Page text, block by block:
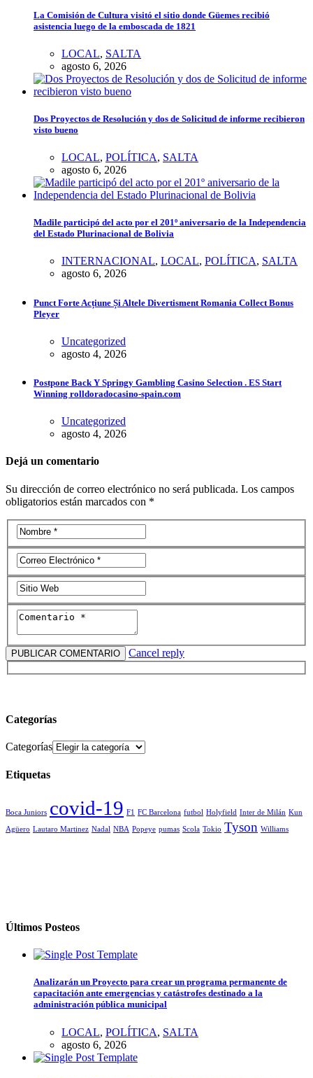
La Comisión de Cultura visitó el sitio donde Güemes recibió
asistencia luego de la emboscada de 1821
LOCAL, SALTA
agosto 6, 2026
Dos Proyectos de Resolución y dos de Solicitud de informe recibieron
visto bueno
LOCAL, POLÍTICA, SALTA
agosto 6, 2026
Madile participó del acto por el 201º aniversario de la Independencia
del Estado Plurinacional de Bolivia
INTERNACIONAL, LOCAL, POLÍTICA, SALTA
agosto 6, 2026
Punct Forte Acțiune Și Altele Divertisment Romania Collect Bonus
Pleyer
Uncategorized
agosto 4, 2026
Postpone Back Y Springy Gambling Casino Selection . ES Start
Winning rolldoradocasino-spain.com
Uncategorized
agosto 4, 2026
Dejá un comentario
Su dirección de correo electrónico no será publicada. Los campos
obligatorios están marcados con *
Cancel reply
Categorías
Categorías
Etiquetas
Boca Juniors covid-19 F1 FC Barcelona futbol Holyfield Inter de Milán Kun
Agüero Lautaro Martinez Nadal NBA Popeye pumas Scola Tokio Tyson Williams
Últimos Posteos
Analizarán un Proyecto para crear un programa permanente de
capacitación ante emergencias y catástrofes destinado a la
administración pública municipal
LOCAL, POLÍTICA, SALTA
agosto 6, 2026